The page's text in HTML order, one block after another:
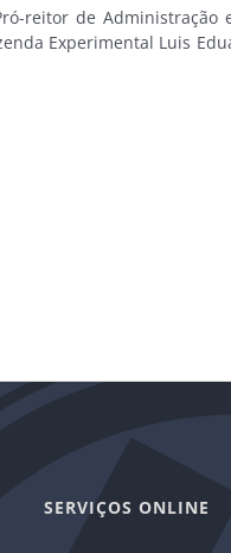
reitor de Administração
Experimental Luis
SERVIÇOS ONLINE